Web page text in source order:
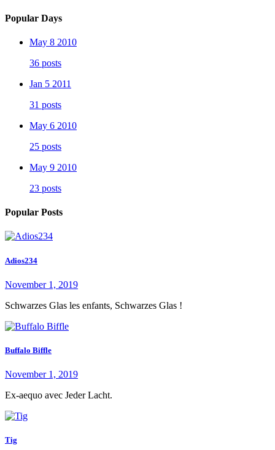
Popular Days
May 8 2010
36 posts
Jan 5 2011
31 posts
May 6 2010
25 posts
May 9 2010
23 posts
Popular Posts
Adios234
November 1, 2019
Schwarzes Glas les enfants, Schwarzes Glas !
Buffalo Biffle
November 1, 2019
Ex-aequo avec Jeder Lacht.
Tig